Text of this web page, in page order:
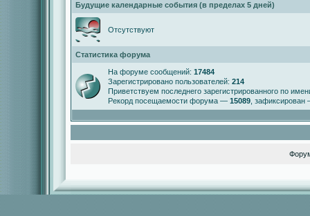
Будущие календарные события (в пределах 5 дней)
Отсутствуют
Статистика форума
На форуме сообщений: 17484
Зарегистрировано пользователей: 214
Приветствуем последнего зарегистрированного по
Рекорд посещаемости форума — 15089 ,